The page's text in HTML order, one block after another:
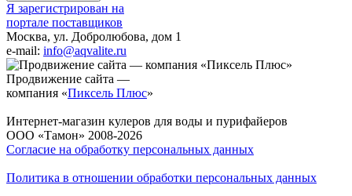
Я зарегистрирован на
портале поставщиков
Москва, ул. Добролюбова, дом 1
e-mail: info@aqvalite.ru
Продвижение сайта —
компания «Пиксель Плюс»
Интернет-магазин кулеров для воды и пурифайеров
ООО «Тамон» 2008-2026
Согласие на обработку персональных данных
Политика в отношении обработки персональных данных